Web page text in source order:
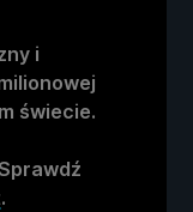
i
świecie.
.